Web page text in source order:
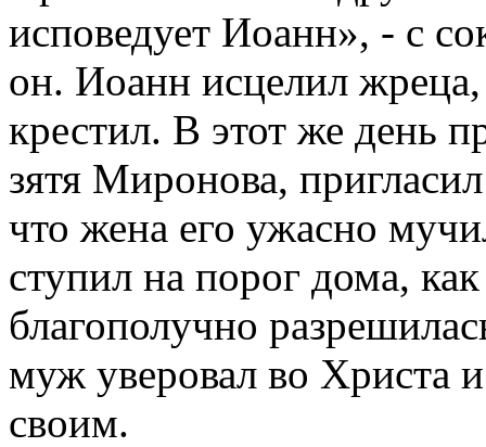
исповедует Иоанн», - с
он. Иоанн исцелил
крестил. В этот же день
зятя Миронова,
что жена его ужасно
ступил на порог дома,
благополучно
муж уверовал во Христа
своим.